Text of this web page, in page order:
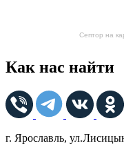
Септор на
Как нас найти
г. Ярославль,